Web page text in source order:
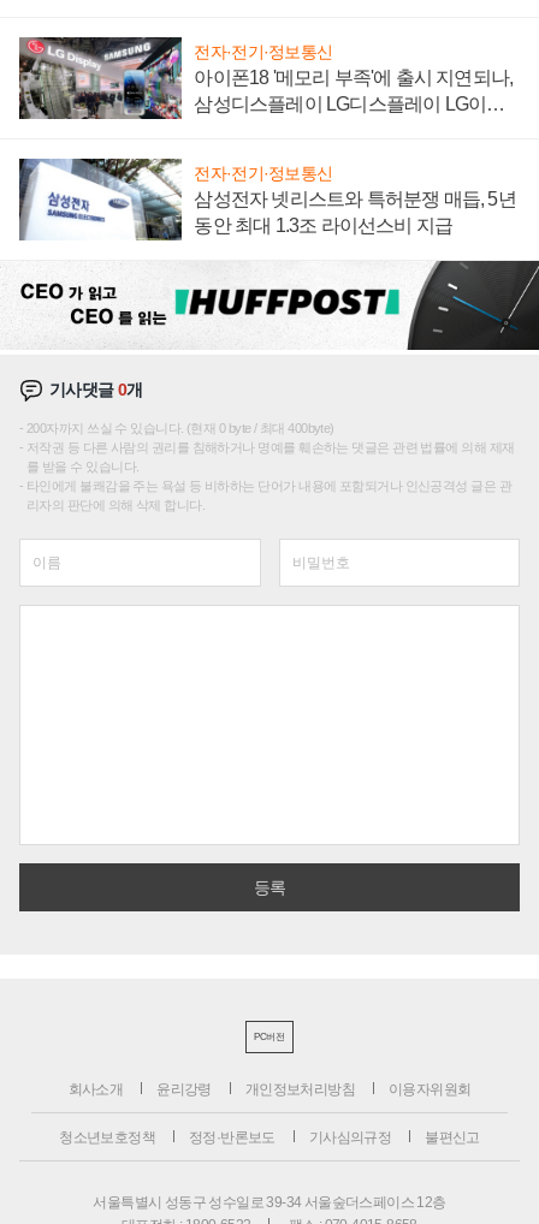
전자·전기·정보통신
아이폰18 '메모리 부족'에 출시 지연되나,
삼성디스플레이 LG디스플레이 LG이노
전자·전기·정보통신
삼성전자 넷리스트와 특허분쟁 매듭, 5년
동안 최대 1.3조 라이선스비 지급
기사댓글0개
200자까지 쓰실 수 있습니다. (현재 0 byte / 최대 400byte)
저작권 등 다른 사람의 권리를 침해하거나 명예를 훼손하는 댓글은 관련 법률에 의해 제재
를 받을 수 있습니다.
타인에게 불쾌감을 주는 욕설 등 비하하는 단어가 내용에 포함되거나 인신공격성 글은 관
리자의 판단에 의해 삭제 합니다.
PC버전
회사소개 윤리강령 개인정보처리방침 이용자위원회
청소년보호정책 정정·반론보도 기사심의규정 불편신고
서울특별시 성동구 성수일로 39-34 서울숲더스페이스 12층